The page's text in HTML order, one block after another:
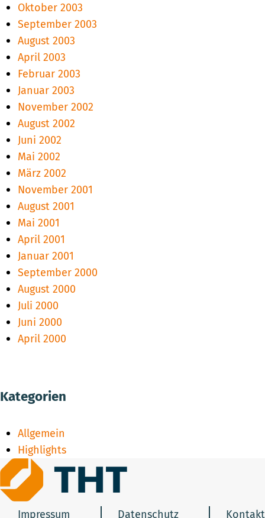
Oktober 2003
September 2003
August 2003
April 2003
Februar 2003
Januar 2003
November 2002
August 2002
Juni 2002
Mai 2002
März 2002
November 2001
August 2001
Mai 2001
April 2001
Januar 2001
September 2000
August 2000
Juli 2000
Juni 2000
April 2000
Kategorien
Allgemein
Highlights
Impressum Datenschutz Kontakt